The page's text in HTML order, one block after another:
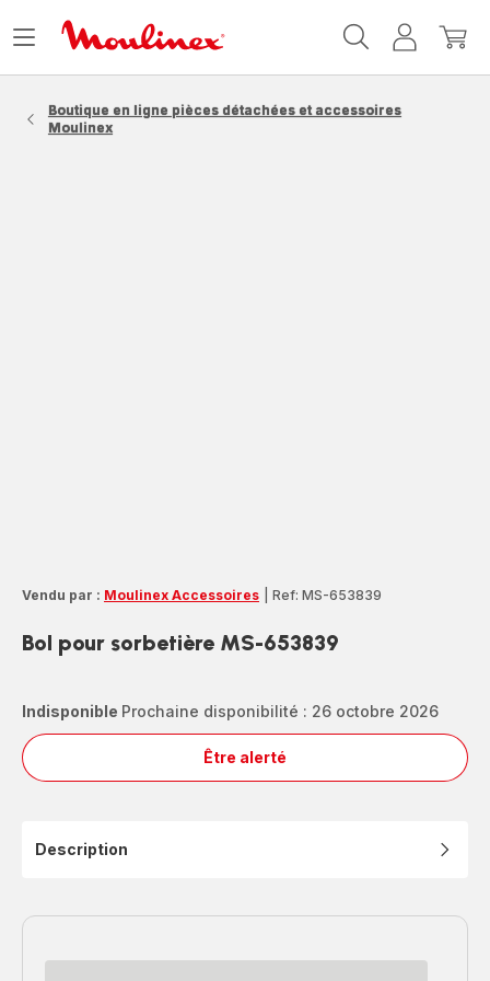
MonMon
Ouvrir
Boutique en ligne pièces détachées et accessoires
Moulinex
Vendu par : Moulinex Accessoires Ref: MS-653839
Bol pour sorbetière MS-653839
Indisponible Prochaine disponibilité : 26 octobre 2026
Être alerté
Bol
pour
Description